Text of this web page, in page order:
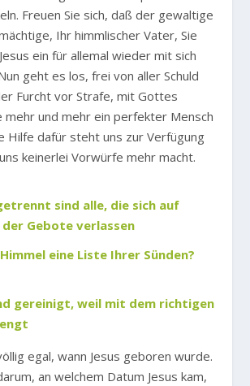
Freuen Sie sich, daß der gewaltige
Ihr himmlischer Vater, Sie
ein für allemal wieder mit sich
geht es los, frei von aller Schuld
Furcht vor Strafe, mit Gottes
mehr und mehr ein perfekter Mensch
Hilfe dafür steht uns zur Verfügung
keinerlei Vorwürfe mehr macht.
sind alle, die sich auf
Gebote verlassen
eine Liste Ihrer Sünden?
gereinigt, weil mit dem richtigen
egal, wann Jesus geboren wurde.
an welchem Datum Jesus kam,